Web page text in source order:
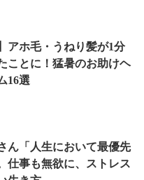
アホ毛・うねり髪が1分
ことに！猛暑のお助けヘ
16選
ん「人生において最優先
仕事も無欲に、ストレス